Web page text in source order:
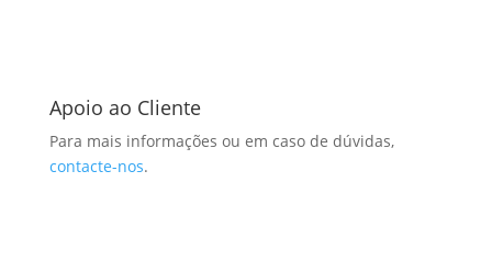
Apoio ao Cliente
Para mais informações ou em caso de dúvidas,
contacte-nos.